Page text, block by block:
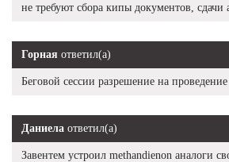
не требуют сбора кипы документов, сдачи
Горная ответил(а)
Беговой сессии разрешение на
Даниела ответил(а)
Завентем устроил methandienon аналоги